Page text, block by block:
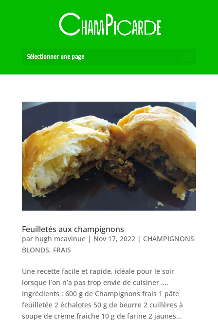
Sélectionner une page
Feuilletés aux champignons
par hugh mcavinue| Nov 17, 2022| CHAMPIGNONS
BLONDS, FRAIS
Une recette facile et rapide, idéale pour le soir
lorsque l’on n’a pas trop envie de cuisiner ….
Ingrédients : 600 g de Champignons frais 1 pâte
feuilletée 2 échalotes 50 g de beurre 2 cuillères à
soupe de crème fraiche 10 g de farine 2 jaunes...